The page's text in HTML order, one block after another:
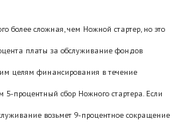
более сложная, чем Ножной стартер, но это
платы за обслуживание фондов
целям финансирования в течение
процентный сбор Ножного стартера. Если
возьмет 9-процентное сокращение